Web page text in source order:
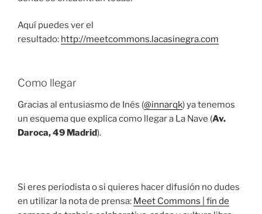
Aquí puedes ver el
resultado: http://meetcommons.lacasinegra.com
Como llegar
Gracias al entusiasmo de Inés (@innarqk) ya tenemos
un esquema que explica como llegar a La Nave (Av.
Daroca, 49 Madrid).
Si eres periodista o si quieres hacer difusión no dudes
en utilizar la nota de prensa: Meet Commons | fin de